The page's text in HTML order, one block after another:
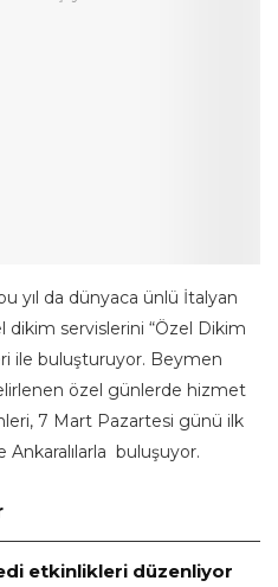
yıl da dünyaca ünlü İtalyan
dikim servislerini “Özel Dikim
ile buluşturuyor. Beymen
özel günlerde hizmet
7 Mart Pazartesi günü ilk
buluşuyor.
etkinlikleri düzenliyor